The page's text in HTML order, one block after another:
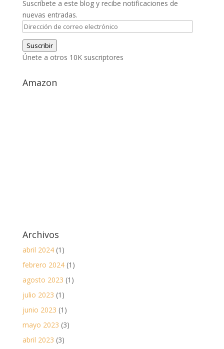
Suscríbete a este blog y recibe notificaciones de
nuevas entradas.
Dirección
correo
electrónico
Suscribir
Únete a otros 10K suscriptores
Amazon
Archivos
abril 2024(1)
febrero 2024(1)
agosto 2023 (1)
julio 2023 (1)
junio 2023 (1)
mayo 2023 (3)
abril 2023 (3)